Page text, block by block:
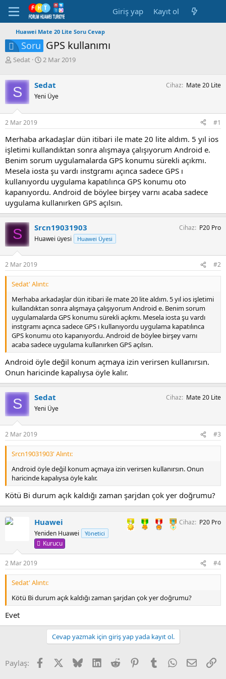
Giriş yap Kayıt ol
Huawei Mate 20 Lite Soru Cevap
Soru GPS kullanımı
K
b
u
y
u
b
a
ş
l
a
t
a
n
Sedat
B
l
a
g
ç
t
a
r
i
h
i
2 Mar 2019
S Sedat
Yeni Üye
Cihaz Mate 20 Lite
2 Mar 2019 #1
Merhaba arkadaşlar dün itibari ile mate 20 lite aldım. 5 yıl ios
işletimi kullandıktan sonra alışmaya çalışıyorum Android e.
Benim sorum uygulamalarda GPS konumu sürekli açıkmı.
Mesela iosta şu vardı instgramı açınca sadece GPS ı
kullanıyordu uygulama kapatılınca GPS konumu oto
kapanıyordu. Android de böylee birşey varnı acaba sadece
uygulama kullanırken GPS açılsın.
S Srcn19031903
Huawei üyesi Huawei Üyesi
Cihaz P20 Pro
2 Mar 2019 #2
Sedat' Alıntı:
Merhaba arkadaşlar dün itibari ile mate 20 lite aldım. 5 yıl ios işletimi
kullandıktan sonra alışmaya çalışıyorum Android e. Benim sorum
uygulamalarda GPS konumu sürekli açıkmı. Mesela iosta şu vardı
instgramı açınca sadece GPS ı kullanıyordu uygulama kapatılınca
GPS konumu oto kapanıyordu. Android de böylee birşey varnı
acaba sadece uygulama kullanırken GPS açılsın.
Android öyle değil konum açmaya izin verirsen kullanırsın.
Onun haricinde kapalıysa öyle kalır.
S Sedat
Yeni Üye
Cihaz Mate 20 Lite
2 Mar 2019 #3
Srcn19031903' Alıntı:
Android öyle değil konum açmaya izin verirsen kullanırsın. Onun
haricinde kapalıysa öyle kalır.
Kötü Bi durum açık kaldığı zaman şarjdan çok yer doğrumu?
Huawei
Yeniden Huawei Yönetici
Kurucu
Cihaz P20 Pro
2 Mar 2019 #4
Sedat' Alıntı:
Kötü Bi durum açık kaldığı zaman şarjdan çok yer doğrumu?
Evet
Cevap yazmak için giriş yap yada kayıt ol.
Paylaş: Facebook BlueskyLinkedInReddit PinterestTumblr WhatsApp
E-posta